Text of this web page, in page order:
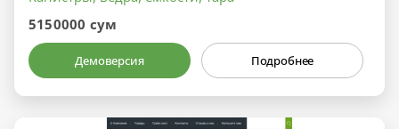
5150000 сум
Демоверсия Подробнее